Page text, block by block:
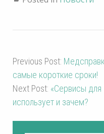
Previous Post:
самые короткие сроки!
Next Post: «Сервисы для
использует и зачем?